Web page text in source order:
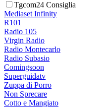
Tgcom24 Consiglia
Mediaset Infinity
R101
Radio 105
Virgin Radio
Radio Montecarlo
Radio Subasio
Comingsoon
Superguidatv
Zuppa di Porro
Non Sprecare
Cotto e Mangiato